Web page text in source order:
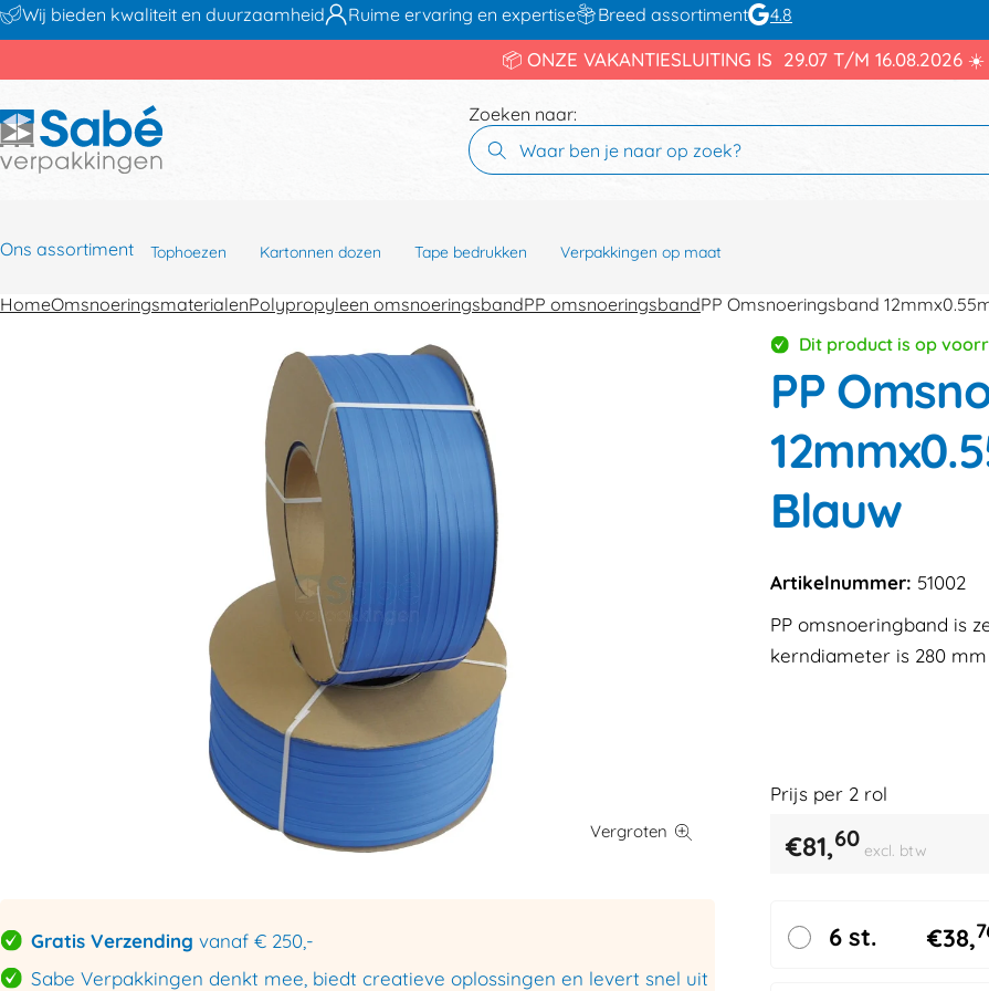
Wij bieden kwaliteit en duurzaamheid Ruime ervaring en expertise Breed assortiment 4.8
📦 ONZE VAKANTIESLUITING IS 29.07 T/M 16.08.2026 ☀️
Zoeken naar:
Ons assortiment Tophoezen Kartonnen dozen Tape bedrukken Verpakkingen op maat
HomeOmsnoeringsmaterialenPolypropyleen omsnoeringsbandPP omsnoeringsbandPP Omsnoeringsband
Gratis Verzending vanaf € 250,-
Sabe Verpakkingen denkt mee, biedt creatieve oplossingen en levert snel uit
Dit product is op
PP
Blauw
Artikelnummer: 51002
PP omsnoeringband is
kerndiameter is 280
Prijs per 2rol
€81,60 excl. btw
6 st. €38,